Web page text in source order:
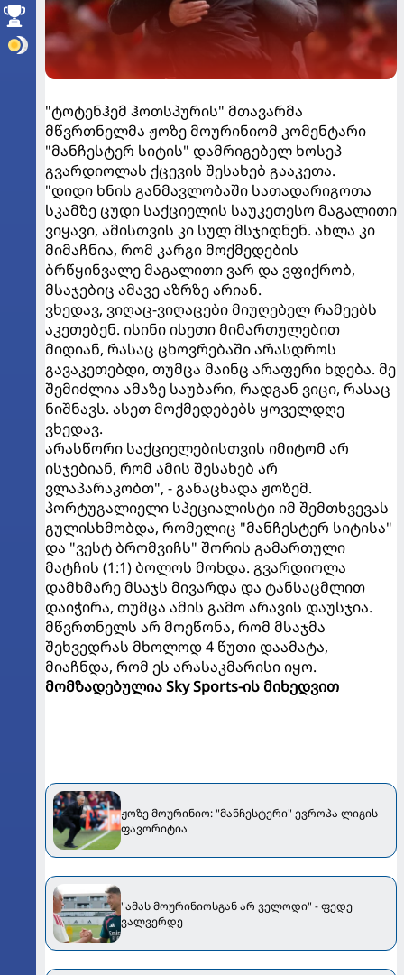
"ტოტენჰემ ჰოთსპურის" მთავარმა
მწვრთნელმა ჟოზე მოურინიომ კომენტარი
"მანჩესტერ სიტის" დამრიგებელ ხოსეპ
გვარდიოლას ქცევის შესახებ გააკეთა.
"დიდი ხნის განმავლობაში სათადარიგოთა
სკამზე ცუდი საქციელის საუკეთესო მაგალითი
ვიყავი, ამისთვის კი სულ მსჯიდნენ. ახლა კი
მიმაჩნია, რომ კარგი მოქმედების
ბრწყინვალე მაგალითი ვარ და ვფიქრობ,
მსაჯებიც ამავე აზრზე არიან.
ვხედავ, ვიღაც-ვიღაცები მიუღებელ რამეებს
აკეთებენ. ისინი ისეთი მიმართულებით
მიდიან, რასაც ცხოვრებაში არასდროს
გავაკეთებდი, თუმცა მაინც არაფერი ხდება. მე
შემიძლია ამაზე საუბარი, რადგან ვიცი, რასაც
ნიშნავს. ასეთ მოქმედებებს ყოველდღე
ვხედავ.
არასწორი საქციელებისთვის იმიტომ არ
ისჯებიან, რომ ამის შესახებ არ
ვლაპარაკობთ", - განაცხადა ჟოზემ.
პორტუგალიელი სპეციალისტი იმ შემთხვევას
გულისხმობდა, რომელიც "მანჩესტერ სიტისა"
და "ვესტ ბრომვიჩს" შორის გამართული
მატჩის (1:1) ბოლოს მოხდა. გვარდიოლა
დამხმარე მსაჯს მივარდა და ტანსაცმლით
დაიჭირა, თუმცა ამის გამო არავის დაუსჯია.
მწვრთნელს არ მოეწონა, რომ მსაჯმა
შეხვედრას მხოლოდ 4 წუთი დაამატა,
მიაჩნდა, რომ ეს არასაკმარისი იყო.
მომზადებულია Sky Sports-ის მიხედვით
ჟოზე მოურინიო: "მანჩესტერი" ევროპა ლიგის
ფავორიტია
"ამას მოურინიოსგან არ ველოდი" - ფედე
ვალვერდე